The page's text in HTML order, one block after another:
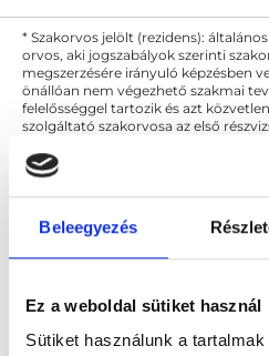
Beleegyezés
Ez a weboldal sütiket használ
Sütiket használunk a
* Szakorvos jelölt (rezidens):
orvos, aki jogszabályok szerinti
megszerzésére irányuló képzésben
önállóan nem végezhető szakmai
felelősséggel tartozik és azt
szolgáltató szakorvosa az első
felelősségét kizárja esetleges
és szakorvosjelölt esetén.
Főoldal Pszichológus
Mindfullnes alapú kognitív